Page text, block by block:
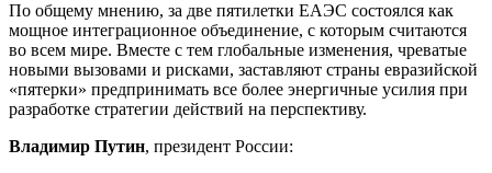
По общему мнению, за две пятилетки ЕАЭС состоялся как
мощное интеграционное объединение, с которым считаются
во всем мире. Вместе с тем глобальные изменения, чреватые
новыми вызовами и рисками, заставляют страны евразийской
«пятерки» предпринимать все более энергичные усилия при
разработке стратегии действий на перспективу.
Владимир Путин, президент России: